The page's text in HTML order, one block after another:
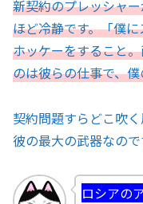
新契約のプレッシャ
ほど冷静です。「僕
ホッケーをすること
のは彼らの仕事で、
契約問題すらどこ吹
彼の最大の武器なので
ロシアの